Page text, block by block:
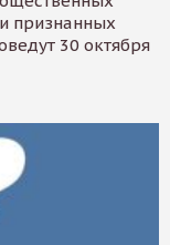
признанных
30 октября